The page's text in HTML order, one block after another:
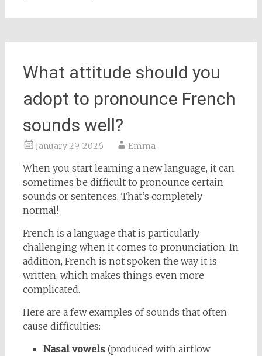
What attitude should you
adopt to pronounce French
sounds well?
January 29, 2026 Emma
When you start learning a new language, it can
sometimes be difficult to pronounce certain
sounds or sentences. That’s completely
normal!
French is a language that is particularly
challenging when it comes to pronunciation. In
addition, French is not spoken the way it is
written, which makes things even more
complicated.
Here are a few examples of sounds that often
cause difficulties:
Nasal vowels(produced with airflow